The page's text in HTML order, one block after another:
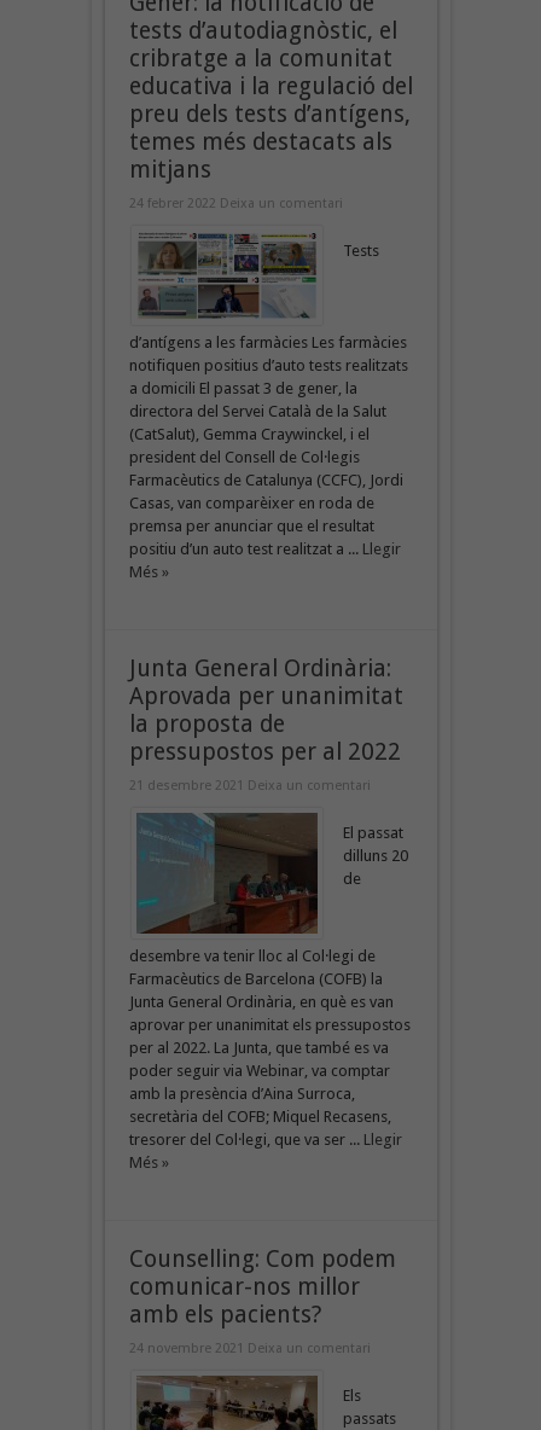
tests d’autodiagnòstic, el
cribratge a la comunitat
educativa i la regulació del
preu dels tests d’antígens,
temes més destacats als
mitjans
24 febrer 2022 Deixa un comentari
Tests
d’antígens a les farmàcies Les farmàcies
notifiquen positius d’auto tests realitzats
a domicili El passat 3 de gener, la
directora del Servei Català de la Salut
(CatSalut), Gemma Craywinckel, i el
president del Consell de Col·legis
Farmacèutics de Catalunya (CCFC), Jordi
Casas, van comparèixer en roda de
premsa per anunciar que el resultat
positiu d’un auto test realitzat a ... Llegir
Més »
Junta General Ordinària:
Aprovada per unanimitat
la proposta de
pressupostos per al 2022
21 desembre 2021 Deixa un comentari
El passat
dilluns 20
de
desembre va tenir lloc al Col·legi de
Farmacèutics de Barcelona (COFB) la
Junta General Ordinària, en què es van
aprovar per unanimitat els pressupostos
per al 2022. La Junta, que també es va
poder seguir via Webinar, va comptar
amb la presència d’Aina Surroca,
secretària del COFB; Miquel Recasens,
tresorer del Col·legi, que va ser ... Llegir
Més »
Counselling: Com podem
comunicar-nos millor
amb els pacients?
24 novembre 2021 Deixa un comentari
Els
passats